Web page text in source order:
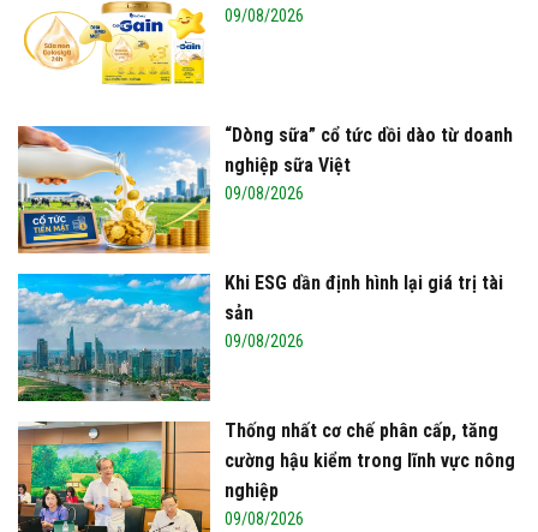
09/08/2026
“Dòng sữa” cổ tức dồi dào từ doanh
nghiệp sữa Việt
09/08/2026
Khi ESG dần định hình lại giá trị tài
sản
09/08/2026
Thống nhất cơ chế phân cấp, tăng
cường hậu kiểm trong lĩnh vực nông
nghiệp
09/08/2026